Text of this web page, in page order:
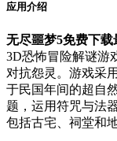
应用介绍
无尽噩梦5免费下载
3D恐怖冒险解谜游
对抗怨灵。游戏采
于民国年间的超自
题，运用符咒与法
包括古宅、祠堂和